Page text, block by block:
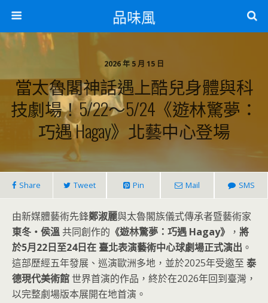
品味風
2026 年 5 月 15 日
當太魯閣神話遇上酷兒身體與科
技劇場！5/22～5/24《遊林驚夢：
巧遇 Hagay》北藝中心登場
Share Tweet Pin Mail SMS
由新媒體藝術先鋒鄭淑麗與太魯閣族儀式傳承者暨藝術家
東冬・侯溫共同創作的 《遊林驚夢：巧遇 Hagay》 ， 將
於5月22日至24日在 臺北表演藝術中心球劇場正式演出 。
這部歷經五年發展、巡演歐洲多地，並於2025年受邀至 泰
德現代美術館世界首演的作品，終於在2026年回到臺灣，
以完整劇場版本展開在地首演。